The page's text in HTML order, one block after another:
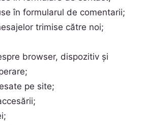
în formularul de comentarii;
trimise către noi;
browser, dispozitiv și
pe site;